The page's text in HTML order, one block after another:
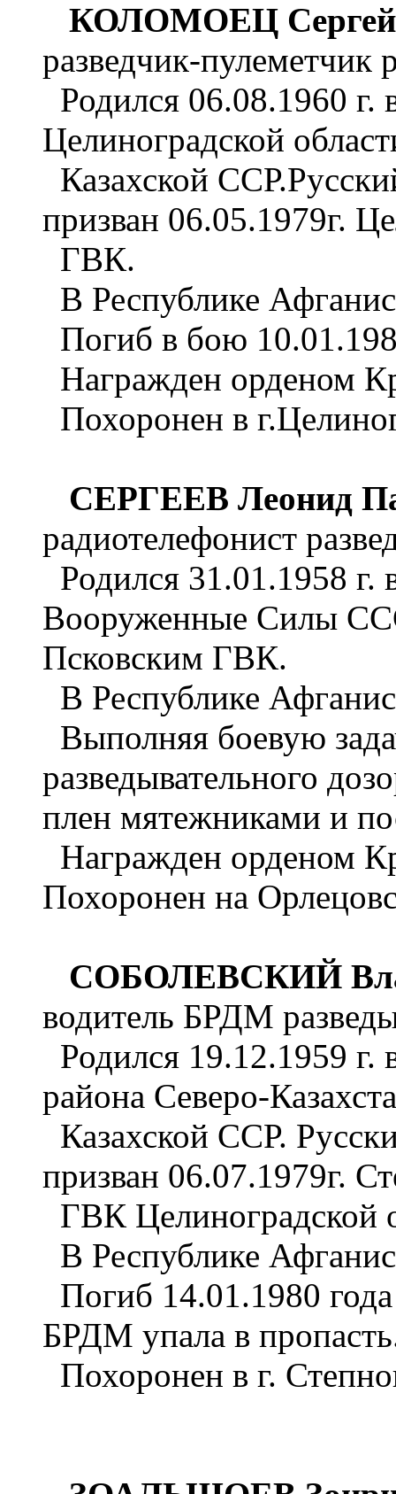
КОЛОМОЕЦ Сергей
разведчик-пулеметчик
Родился 06.08.1960 г.
Целиноградской
Казахской
призван 06.05.1979г.
ГВК.
В Республике
Погиб в бою
Награжден орденом
Похоронен в
СЕРГЕЕВ Леонид
радиотелефонист
Родился 31.01.1958 г.
Вооруженные Силы
Псковским ГВК.
В Республике
Выполняя боевую
разведывательного
плен мятежниками и
Награжден орденом
Похоронен на
СОБОЛЕВСКИЙ
водитель БРДМ
Родился 19.12.1959 г.
района Северо-
Казахской ССР.
призван 06.07.1979г.
ГВК Целиноградской
В Республике
Погиб 14.01.1980
БРДМ упала в
Похоронен в г.